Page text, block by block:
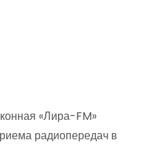
«Лира-FM»
радиопередач в